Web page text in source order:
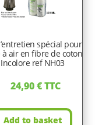
spécial pour
air en fibre de coton
Incolore ref NH03
24,90€TTC
Add to basket